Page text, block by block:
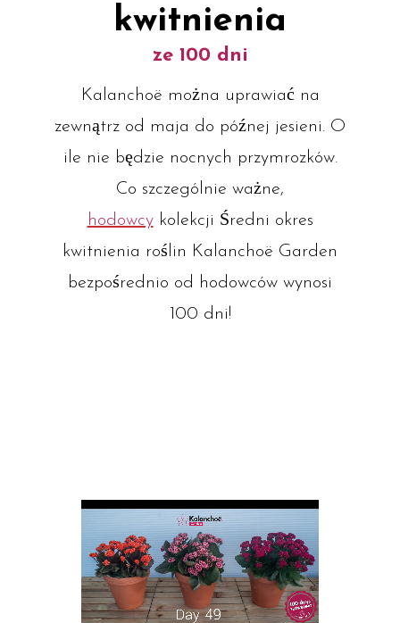
kwitnienia
ze 100 dni
Kalanchoë można uprawiać na
zewnątrz od maja do późnej jesieni. O
ile nie będzie nocnych przymrozków.
Co szczególnie ważne,
hodowcykolekcji Średni okres
kwitnienia roślin Kalanchoë Garden
bezpośrednio od hodowców wynosi
100 dni!